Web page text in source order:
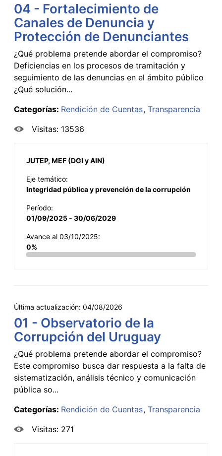
04 - Fortalecimiento de
Canales de Denuncia y
Protección de Denunciantes
¿Qué problema pretende abordar el compromiso?
Deficiencias en los procesos de tramitación y
seguimiento de las denuncias en el ámbito público
¿Qué solución...
Categorías: Rendición de Cuentas Transparencia
Visitas: 13536
JUTEP, MEF (DGI y AIN)
Eje temático:
Integridad pública y prevención de la corrupción
Período:
01/09/2025 - 30/06/2029
Avance al 03/10/2025:
0%
Última actualización: 04/08/2026
01 - Observatorio de la
Corrupción del Uruguay
¿Qué problema pretende abordar el compromiso?
Este compromiso busca dar respuesta a la falta de
sistematización, análisis técnico y comunicación
pública so...
Categorías: Rendición de Cuentas Transparencia
Visitas: 271